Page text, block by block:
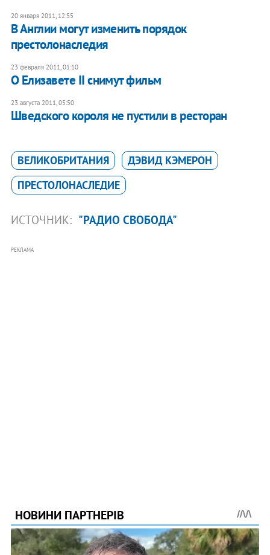
20 января 2011, 12:55
В Англии могут изменить порядок
престолонаследия
23 февраля 2011, 01:10
О Елизавете II снимут фильм
23 августа 2011, 05:50
Шведского короля не пустили в ресторан
ВЕЛИКОБРИТАНИЯ
ДЭВИД КЭМЕРОН
ПРЕСТОЛОНАСЛЕДИЕ
ИСТОЧНИК: "РАДИО СВОБОДА"
РЕКЛАМА